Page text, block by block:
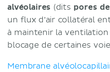
alvéolaires (dits pores
un flux d’air collatéral
à maintenir la
blocage de certaines
Membrane